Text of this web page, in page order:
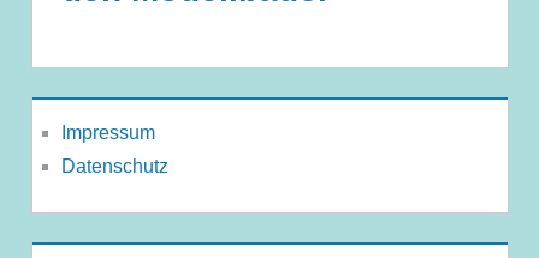
Impressum
Datenschutz